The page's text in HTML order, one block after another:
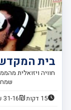
בית המקדש
חוויה ויזואלית
15 דקות 31-16 ₪